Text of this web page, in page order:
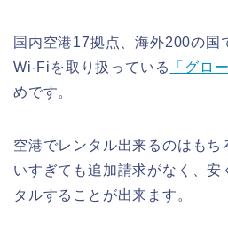
国内空港17拠点、海外200の国
Wi-Fiを取り扱っている
「グロ
めです。
空港でレンタル出来るのはもち
いすぎても追加請求がなく、
タルすることが出来ます。